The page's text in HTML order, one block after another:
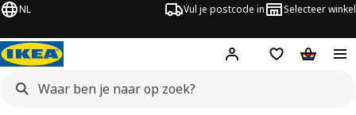
NL Vul je postcode in Selecteer winkel
Hej! Log in